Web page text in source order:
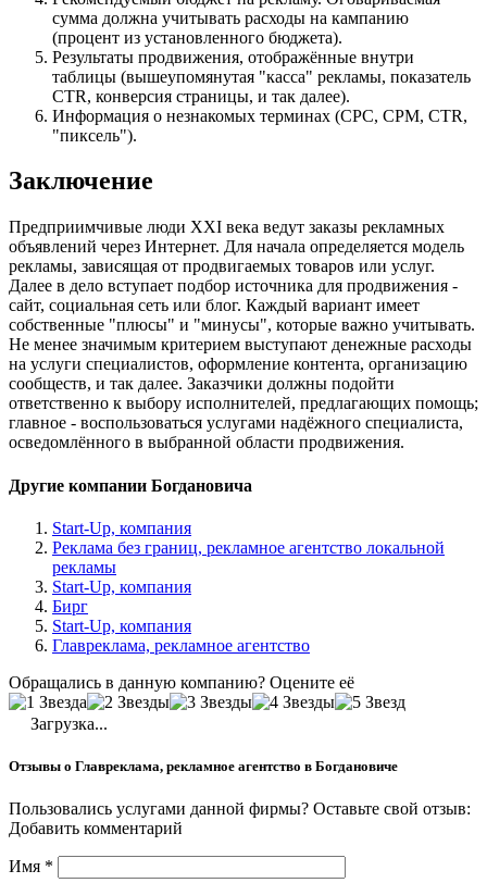
сумма должна учитывать расходы на кампанию
(процент из установленного бюджета).
Результаты продвижения, отображённые внутри
таблицы (вышеупомянутая "касса" рекламы, показатель
CTR, конверсия страницы, и так далее).
Информация о незнакомых терминах (CPC, CPM, CTR,
"пиксель").
Заключение
Предприимчивые люди XXI века ведут заказы рекламных
объявлений через Интернет. Для начала определяется модель
рекламы, зависящая от продвигаемых товаров или услуг.
Далее в дело вступает подбор источника для продвижения -
сайт, социальная сеть или блог. Каждый вариант имеет
собственные "плюсы" и "минусы", которые важно учитывать.
Не менее значимым критерием выступают денежные расходы
на услуги специалистов, оформление контента, организацию
сообществ, и так далее. Заказчики должны подойти
ответственно к выбору исполнителей, предлагающих помощь;
главное - воспользоваться услугами надёжного специалиста,
осведомлённого в выбранной области продвижения.
Другие компании Богдановича
Start-Up, компания
Реклама без границ, рекламное агентство локальной
рекламы
Start-Up, компания
Бирг
Start-Up, компания
Главреклама, рекламное агентство
Обращались в данную компанию? Оцените её
Загрузка...
Отзывы о Главреклама, рекламное агентство в Богдановиче
Пользовались услугами данной фирмы? Оставьте свой отзыв:
Добавить комментарий
Имя *